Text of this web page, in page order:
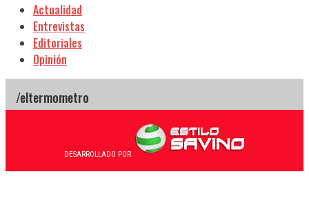
Actualidad
Entrevistas
Editoriales
Opinión
DESARROLLADO POR